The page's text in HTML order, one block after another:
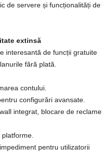
de servere și funcționalități de
extinsă
interesantă de funcții gratuite
fără plată.
contului.
configurări avansate.
integrat, blocare de reclame
pentru utilizatorii